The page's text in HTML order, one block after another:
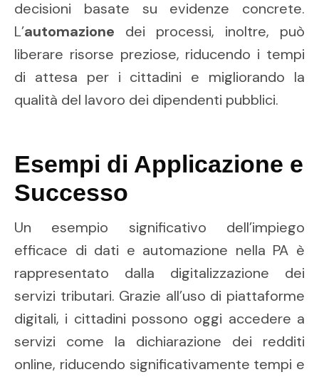
decisioni basate su evidenze concrete.
L’automazione dei processi, inoltre, può
liberare risorse preziose, riducendo i tempi
di attesa per i cittadini e migliorando la
qualità del lavoro dei dipendenti pubblici.
Esempi di Applicazione e
Successo
Un esempio significativo dell’impiego
efficace di dati e automazione nella PA è
rappresentato dalla digitalizzazione dei
servizi tributari. Grazie all’uso di piattaforme
digitali, i cittadini possono oggi accedere a
servizi come la dichiarazione dei redditi
online, riducendo significativamente tempi e